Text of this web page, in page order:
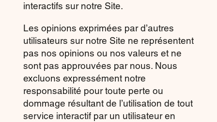
interactifs sur notre Site.
Les opinions exprimées par d’autres
utilisateurs sur notre Site ne représentent
pas nos opinions ou nos valeurs et ne
sont pas approuvées par nous. Nous
excluons expressément notre
responsabilité pour toute perte ou
dommage résultant de l’utilisation de tout
service interactif par un utilisateur en